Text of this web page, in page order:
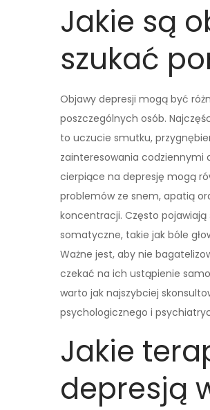
Jakie są
szukać
Objawy depresji mogą być
poszczególnych osób.
to uczucie smutku,
zainteresowania codziennymi
cierpiące na depresję mogą
problemów ze snem, apatią
koncentracji. Często pojawiają
somatyczne, takie jak bóle
Ważne jest, aby nie
czekać na ich ustąpienie
warto jak najszybciej
psychologicznego i
Jakie
depresją